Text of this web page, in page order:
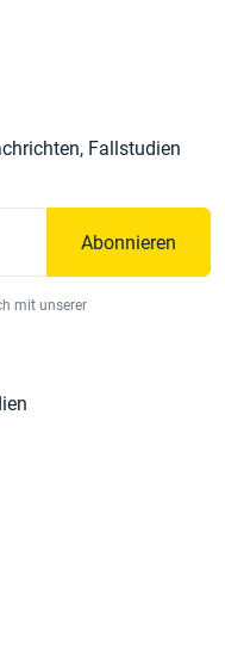
Fallstudien
Abonnieren
mit unserer